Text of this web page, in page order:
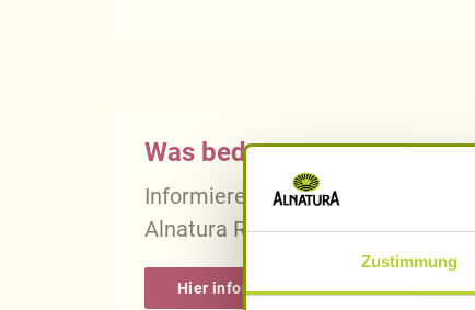
Zustimmung
Was bedeutet vegan,
Informieren Sie sich über die
Alnatura Rezepten.
Hier informieren